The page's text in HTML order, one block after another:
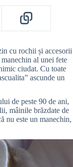
cu rochii și accesorii
al unei fete
ciudat. Cu toate
ascunde un
de peste 90 de ani,
mâinile brăzdate de
nu este un manechin,